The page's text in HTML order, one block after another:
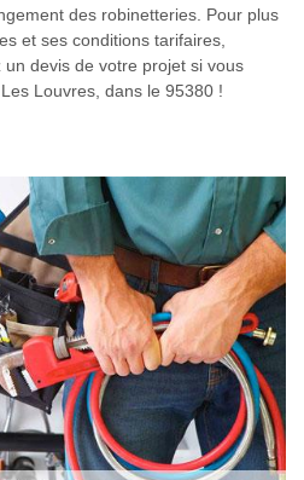
des robinetteries. Pour plus
et ses conditions tarifaires,
devis de votre projet si vous
Louvres, dans le 95380 !